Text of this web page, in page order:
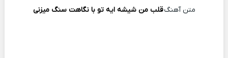
متن آهنگقلب من شیشه ایه تو با نگاهت سنگ میزنی